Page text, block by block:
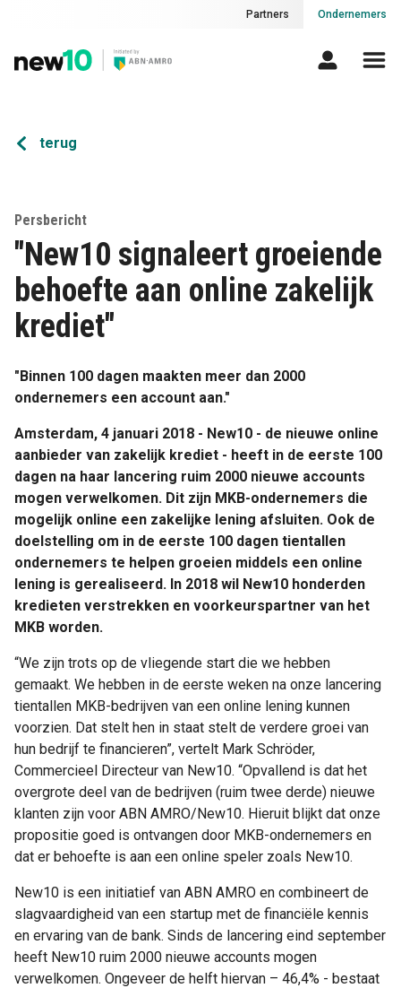
Partners Ondernemers
terug
Persbericht
"New10 signaleert groeiende
behoefte aan online zakelijk
krediet"
"Binnen 100 dagen maakten meer dan 2000
ondernemers een account aan."
Amsterdam, 4 januari 2018 - New10 - de nieuwe online
aanbieder van zakelijk krediet - heeft in de eerste 100
dagen na haar lancering ruim 2000 nieuwe accounts
mogen verwelkomen. Dit zijn MKB-ondernemers die
mogelijk online een zakelijke lening afsluiten. Ook de
doelstelling om in de eerste 100 dagen tientallen
ondernemers te helpen groeien middels een online
lening is gerealiseerd. In 2018 wil New10 honderden
kredieten verstrekken en voorkeurspartner van het
MKB worden.
“We zijn trots op de vliegende start die we hebben
gemaakt. We hebben in de eerste weken na onze lancering
tientallen MKB-bedrijven van een online lening kunnen
voorzien. Dat stelt hen in staat stelt de verdere groei van
hun bedrijf te financieren”, vertelt Mark Schröder,
Commercieel Directeur van New10. “Opvallend is dat het
overgrote deel van de bedrijven (ruim twee derde) nieuwe
klanten zijn voor ABN AMRO/New10. Hieruit blijkt dat onze
propositie goed is ontvangen door MKB-ondernemers en
dat er behoefte is aan een online speler zoals New10.
New10 is een initiatief van ABN AMRO en combineert de
slagvaardigheid van een startup met de financiële kennis
en ervaring van de bank. Sinds de lancering eind september
heeft New10 ruim 2000 nieuwe accounts mogen
verwelkomen. Ongeveer de helft hiervan – 46,4% - bestaat